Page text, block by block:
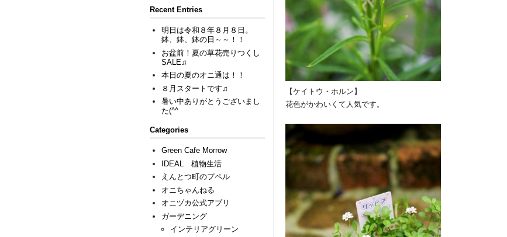
【ケイトウ・ホルン】
花色がかわいくて人気です。
Recent Entries
明日は令和８年８月８日。
鉢、鉢、鉢の日～～！！
お盆前！夏の草花売りつくし
SALE♫
本日の夏のオニ通は！！
８月スタートです♫
暑い中ありがとうございまし
た(^^ゞ
Categories
Green Cafe Morrow
IDEAL 植物生活
えんとつ町のプペル
オニちゃんねる
オニヅカ公式アプリ
ガーデニング
インテリアグリーン